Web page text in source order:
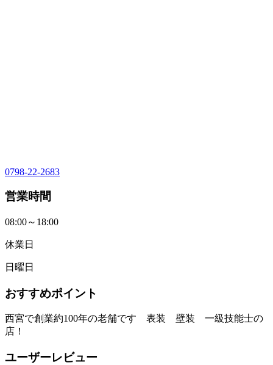
0798-22-2683
営業時間
08:00～18:00
休業日
日曜日
おすすめポイント
西宮で創業約100年の老舗です 表装 壁装 一級技能士の
店！
ユーザーレビュー